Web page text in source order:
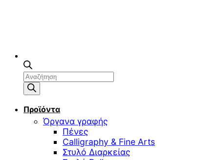
Αναζήτηση
προϊόντων
Προϊόντα
Όργανα γραφής
Πένες
Calligraphy & Fine Arts
Στυλό Διαρκείας